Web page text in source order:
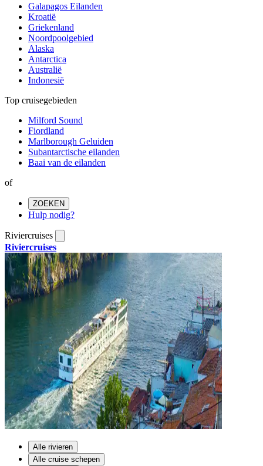
Galapagos Eilanden
Kroatië
Griekenland
Noordpoolgebied
Alaska
Antarctica
Australië
Indonesië
Top cruisegebieden
Milford Sound
Fiordland
Marlborough Geluiden
Subantarctische eilanden
Baai van de eilanden
of
ZOEKEN
Hulp nodig?
Riviercruises
Riviercruises
Alle rivieren
Alle cruise schepen